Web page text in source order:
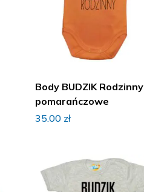
Body BUDZIK Rodzinny
pomarańczowe
35.00 zł